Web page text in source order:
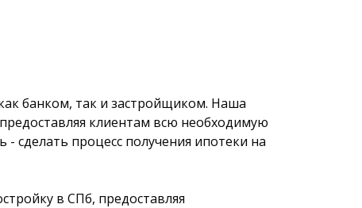
банком, так и застройщиком. Наша
клиентам всю необходимую
сделать процесс получения ипотеки на
в СПб, предоставляя